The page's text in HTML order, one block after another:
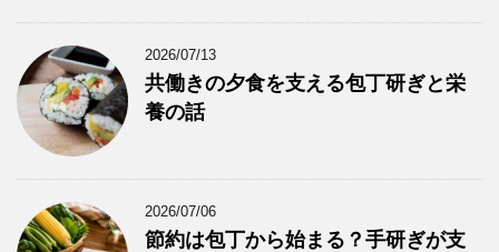
2026/07/13
共働きの夕食を支える包丁研ぎと栄
養の話
2026/07/06
節約は包丁から始まる？手研ぎが支